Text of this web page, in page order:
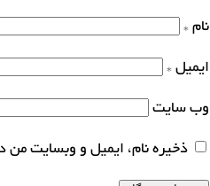
نام *
ایمیل *
وب‌ سایت
ذخیره نام، ایمیل و وبسایت من